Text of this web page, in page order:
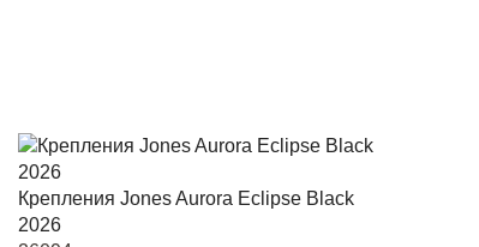
Крепления Jones Aurora Eclipse Black
2026